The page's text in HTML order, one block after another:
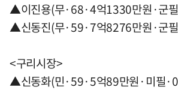
▲이진용(무·68·4억1330만원·군
▲신동진(무·59·7억8276만원·군
<구리시장>
▲신동화(민·59·5억89만원·미필